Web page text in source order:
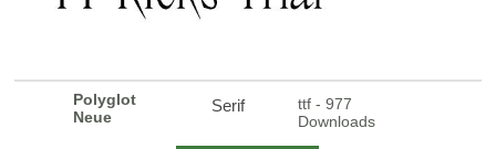
Polyglot
Neue
Serif
ttf - 977
Downloads